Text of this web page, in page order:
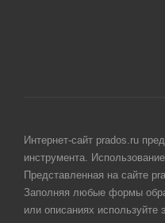
Интернет-сайт prados.ru
инструмента.
Представленная на сайте
Заполняя любые формы
или описаниях используйте